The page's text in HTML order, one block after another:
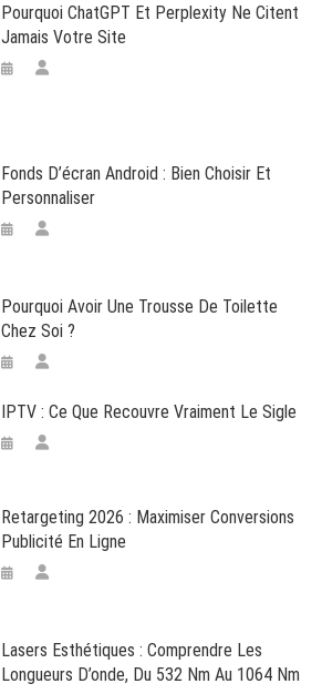
Pourquoi ChatGPT Et Perplexity Ne Citent
Jamais Votre Site
Fonds D’écran Android : Bien Choisir Et
Personnaliser
Pourquoi Avoir Une Trousse De Toilette
Chez Soi ?
IPTV : Ce Que Recouvre Vraiment Le Sigle
Retargeting 2026 : Maximiser Conversions
Publicité En Ligne
Lasers Esthétiques : Comprendre Les
Longueurs D’onde, Du 532 Nm Au 1064 Nm